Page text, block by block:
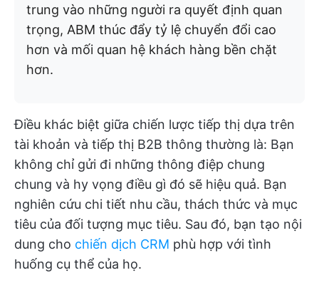
trung vào những người ra quyết định quan
trọng, ABM thúc đẩy tỷ lệ chuyển đổi cao
hơn và mối quan hệ khách hàng bền chặt
hơn.
Điều khác biệt giữa chiến lược tiếp thị dựa trên
tài khoản và tiếp thị B2B thông thường là: Bạn
không chỉ gửi đi những thông điệp chung
chung và hy vọng điều gì đó sẽ hiệu quả. Bạn
nghiên cứu chi tiết nhu cầu, thách thức và mục
tiêu của đối tượng mục tiêu. Sau đó, bạn tạo nội
dung cho chiến dịch CRM phù hợp với tình
huống cụ thể của họ.